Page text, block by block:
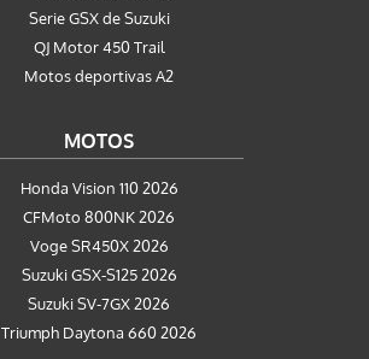
Serie GSX de Suzuki
QJ Motor 450 Trail
Motos deportivas A2
MOTOS
Honda Vision 110 2026
CFMoto 800NK 2026
Voge SR450X 2026
Suzuki GSX-S125 2026
Suzuki SV-7GX 2026
Triumph Daytona 660 2026